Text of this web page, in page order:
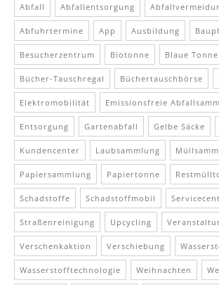
Abfall Abfallentsorgung
Abfuhrtermine App Ausbildung
Besucherzentrum Biotonne Blaue Tonne
Bücher-Tauschregal Büchertauschbörse
Elektromobilität Emissionsfreie
Entsorgung Gartenabfall Gelbe Säcke
Kundencenter Laubsammlung
Papiersammlung Papiertonne
Schadstoffe Schadstoffmobil
Straßenreinigung Upcycling
Verschenkaktion Verschiebung
Wasserstofftechnologie Weihnachten